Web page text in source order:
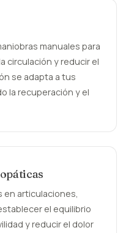
manuales para
circulación y reducir el
se adapta a tus
la recuperación y el
en articulaciones,
el equilibrio
y reducir el dolor